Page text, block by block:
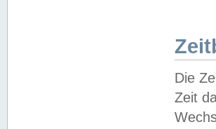
Die
Zeit